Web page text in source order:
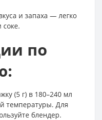
и запаха — легко
соке.
по
(5 г) в 180–240 мл
температуры. Для
блендер.